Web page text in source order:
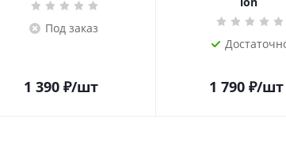
Под заказ
1 390₽/шт 1 790₽/шт